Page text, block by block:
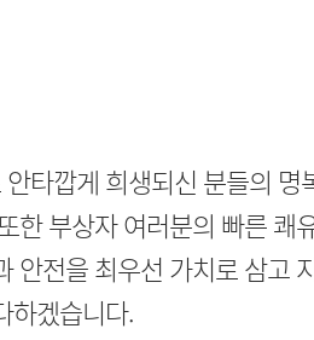
타깝게 희생되신 분들의 명
한 부상자 여러분의 빠른 쾌
안전을 최우선 가치로 삼고
하겠습니다.